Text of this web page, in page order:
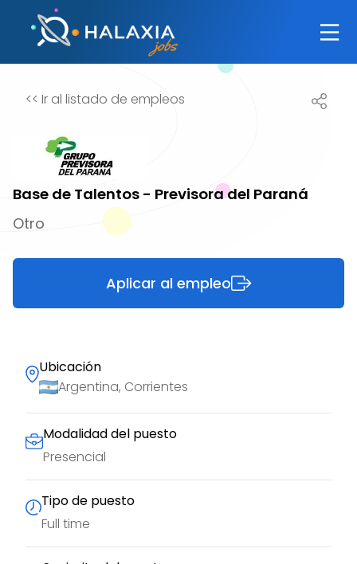
<< Ir al listado de empleos
Base de Talentos - Previsora del Paraná
Otro
Aplicar al empleo
Ubicación
Argentina, Corrientes
Modalidad del puesto
Presencial
Tipo de puesto
Full time